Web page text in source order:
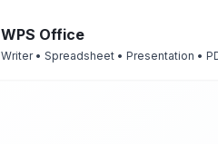
WPS Office
Writer • Spreadsheet • Presentation •